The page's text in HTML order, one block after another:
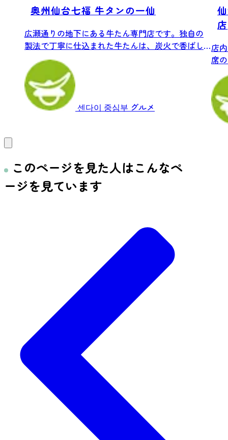
奥州仙台七福 牛タンの一仙
広瀬通りの地下にある牛たん専門店です。独自の
製法で丁寧に仕込まれた牛たんは、炭火で香ばし
く焼き...
센다이 중심부 グルメ
店
店
席
このページを見た人はこんなペ
ージを見ています